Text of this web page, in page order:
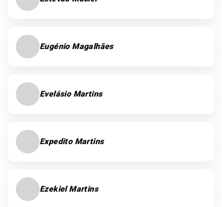
Eugénio Magalhães
Evelásio Martins
Expedito Martins
Ezekiel Martins